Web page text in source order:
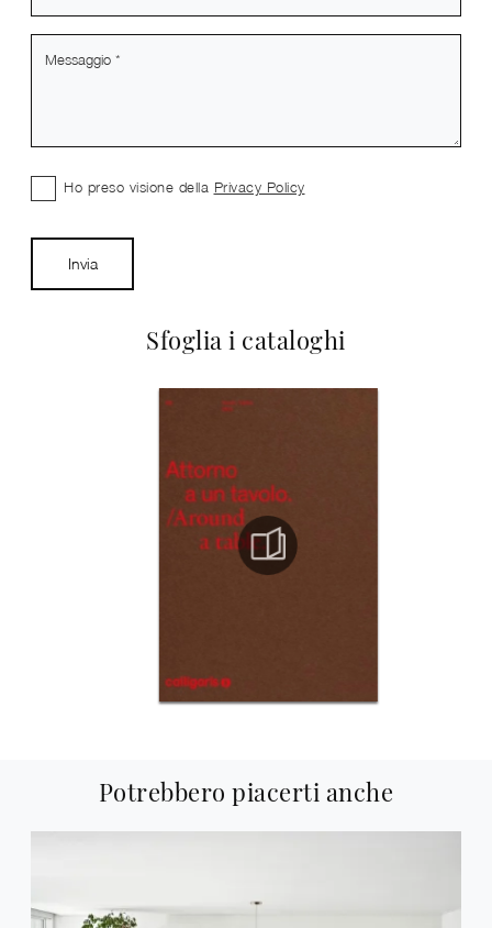
Sfoglia i cataloghi
Ho preso visione della Privacy Policy
Invia
Potrebbero piacerti anche